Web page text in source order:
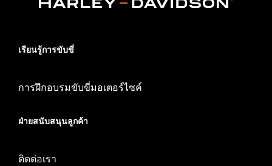
เรียนรู้การขับขี่
การฝึกอบรมขับขี่มอเตอร์ไซค์
ฝ่ายสนับสนุนลูกค้า
ติดต่อเรา